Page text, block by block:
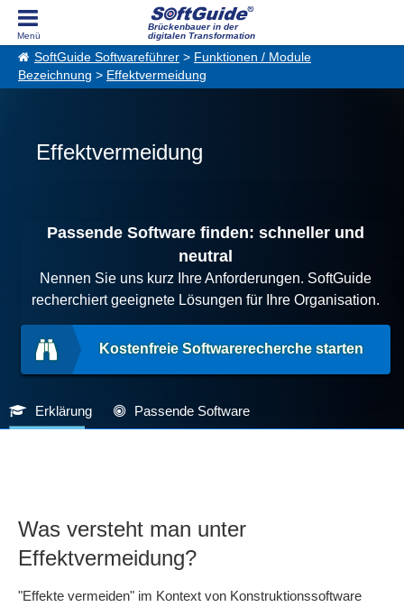
Brückenbauer in der
digitalen Transformation
SoftGuide Softwareführer > Funktionen / Module
Bezeichnung > Effektvermeidung
Effektvermeidung
Passende Software finden: schneller und
neutral
Nennen Sie uns kurz Ihre Anforderungen. SoftGuide
recherchiert geeignete Lösungen für Ihre Organisation.
Kostenfreie Softwarerecherche starten
Erklärung Passende Software
Was versteht man unter
Effektvermeidung?
"Effekte vermeiden" im Kontext von Konstruktionssoftware